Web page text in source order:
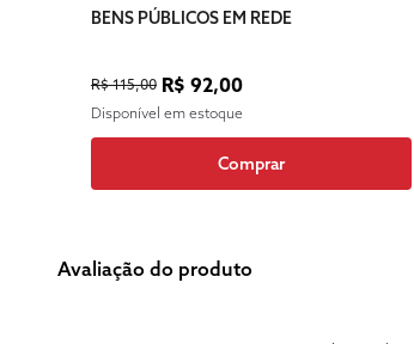
BENS PÚBLICOS EM REDE
R$ 115,00 R$ 92,00
Disponível em estoque
Comprar
Avaliação do produto